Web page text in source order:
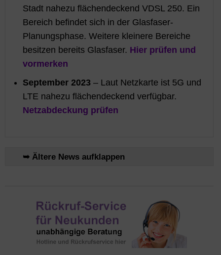
Stadt nahezu flächendeckend VDSL 250. Ein
Bereich befindet sich in der Glasfaser-
Planungsphase. Weitere kleinere Bereiche
besitzen bereits Glasfaser. Hier prüfen und
vormerken
September 2023 – Laut Netzkarte ist 5G und
LTE nahezu flächendeckend verfügbar.
Netzabdeckung prüfen
➥ Ältere News aufklappen